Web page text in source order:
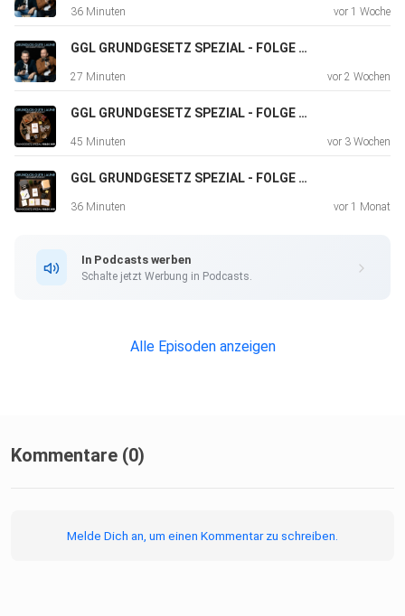
36 Minuten vor 1 Woche
GGL GRUNDGESETZ SPEZIAL - FOLGE 010
27 Minuten vor 2 Wochen
GGL GRUNDGESETZ SPEZIAL - FOLGE 009
45 Minuten vor 3 Wochen
GGL GRUNDGESETZ SPEZIAL - FOLGE 008
36 Minuten vor 1 Monat
In Podcasts werben
Schalte jetzt Werbung in Podcasts.
Alle Episoden anzeigen
Kommentare (0)
Melde Dich an, um einen Kommentar zu schreiben.